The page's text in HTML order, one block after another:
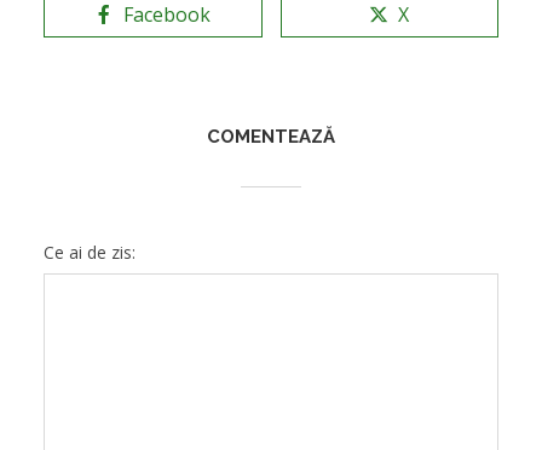
Facebook X
COMENTEAZĂ
Ce ai de zis: